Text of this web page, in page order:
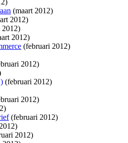
(maart 2012)
2012)
2012)
2012)
(februari 2012)
2012)
(februari 2012)
2012)
(februari 2012)
2012)